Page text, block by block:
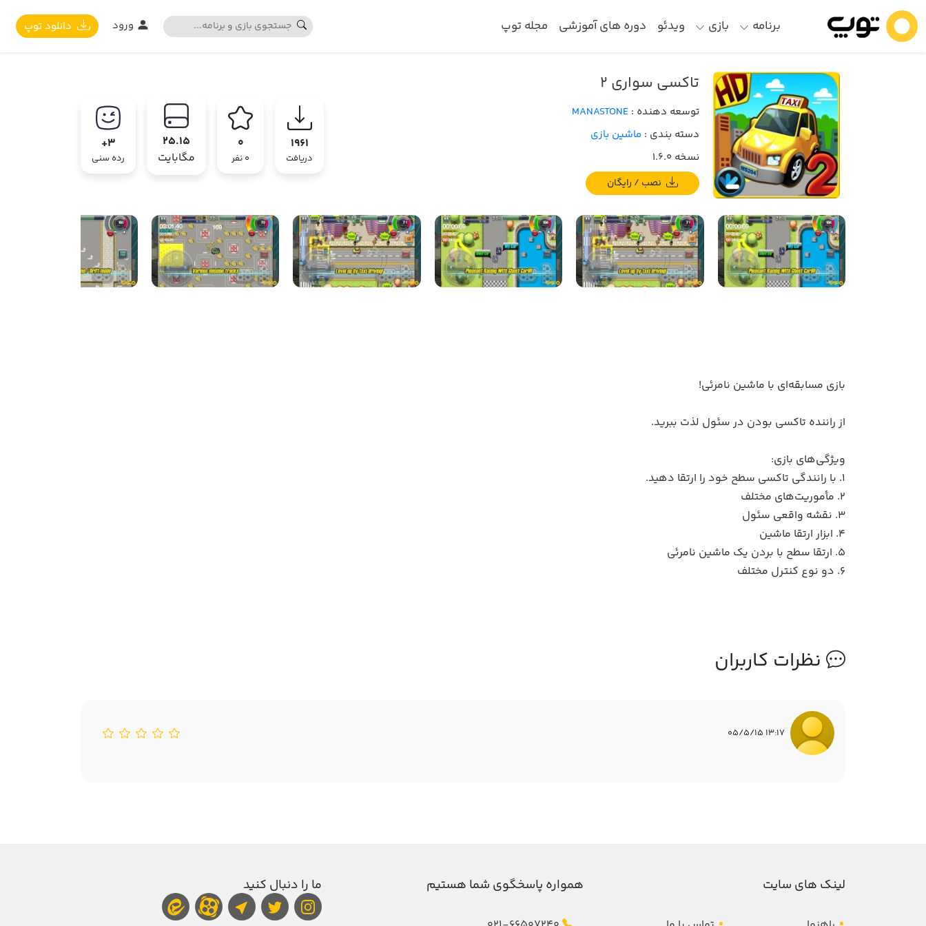
برنامه بازی ویدئو دوره های آموزشی مجله توپ دانلود توپ
تاکسی سواری ۲
توسعه دهنده : MANASTONE
دسته بندی : ماشین بازی
نسخه 1.6.0
1961
دریافت
0
0 نفر
25.15
مگابایت
3+
رده سنی
بازی مسابقه‌ای با ماشین نامرئی!
از راننده تاکسی بودن در سئول لذت ببرید.
ویژگی‌های بازی:
۱. با رانندگی تاکسی سطح خود را ارتقا دهید.
۲. مأموریت‌های مختلف
۳. نقشه واقعی سئول
۴. ابزار ارتقا ماشین
۵. ارتقا سطح با بردن یک ماشین نامرئی
۶. دو نوع کنترل مختلف
نظرات کاربران
13:17 05/5/15
لینک های سایت همواره پاسخگوی شما هستیم ما را دنبال کنید